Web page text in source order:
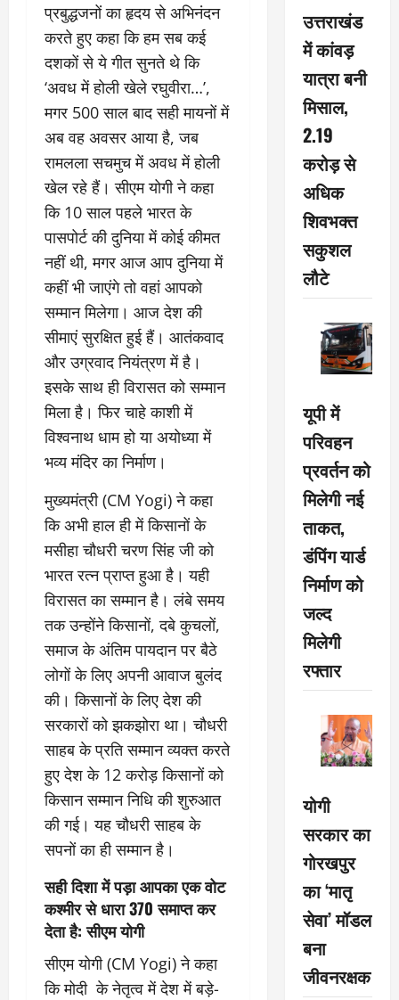
प्रबुद्धजनों का हृदय से अभिनंदन
करते हुए कहा कि हम सब कई
दशकों से ये गीत सुनते थे कि
‘अवध में होली खेले रघुवीरा…’,
मगर 500 साल बाद सही मायनों में
अब वह अवसर आया है, जब
रामलला सचमुच में अवध में होली
खेल रहे हैं। सीएम योगी ने कहा
कि 10 साल पहले भारत के
पासपोर्ट की दुनिया में कोई कीमत
नहीं थी, मगर आज आप दुनिया में
कहीं भी जाएंगे तो वहां आपको
सम्मान मिलेगा। आज देश की
सीमाएं सुरक्षित हुई हैं। आतंकवाद
और उग्रवाद नियंत्रण में है।
इसके साथ ही विरासत को सम्मान
मिला है। फिर चाहे काशी में
विश्वनाथ धाम हो या अयोध्या में
भव्य मंदिर का निर्माण।
मुख्यमंत्री (CM Yogi) ने कहा
कि अभी हाल ही में किसानों के
मसीहा चौधरी चरण सिंह जी को
भारत रत्न प्राप्त हुआ है। यही
विरासत का सम्मान है। लंबे समय
तक उन्होंने किसानों, दबे कुचलों,
समाज के अंतिम पायदान पर बैठे
लोगों के लिए अपनी आवाज बुलंद
की। किसानों के लिए देश की
सरकारों को झकझोरा था। चौधरी
साहब के प्रति सम्मान व्यक्त करते
हुए देश के 12 करोड़ किसानों को
किसान सम्मान निधि की शुरुआत
की गई। यह चौधरी साहब के
सपनों का ही सम्मान है।
सही दिशा में पड़ा आपका एक वोट
कश्मीर से धारा 370 समाप्त कर
देता है: सीएम योगी
सीएम योगी (CM Yogi) ने कहा
कि मोदी के नेतृत्व में देश में बड़े-
उत्तराखंड
में कांवड़
यात्रा बनी
मिसाल,
2.19
करोड़ से
अधिक
शिवभक्त
सकुशल
लौटे
यूपी में
परिवहन
प्रवर्तन को
मिलेगी नई
ताकत,
डंपिंग यार्ड
निर्माण को
जल्द
मिलेगी
रफ्तार
योगी
सरकार का
गोरखपुर
का ‘मातृ
सेवा’ मॉडल
बना
जीवनरक्षक